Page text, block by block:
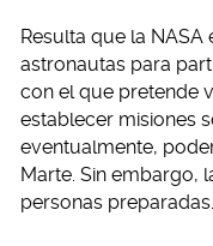
Resulta que la
astronautas para
con el que pretende
establecer misiones
eventualmente,
Marte. Sin embargo,
personas preparadas.